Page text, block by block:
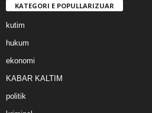
KATEGORI E POPULLARIZUAR
kutim
hukum
ekonomi
KABAR KALTIM
politik